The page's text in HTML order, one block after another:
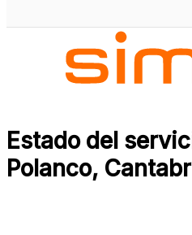
Estado del
Polanco,